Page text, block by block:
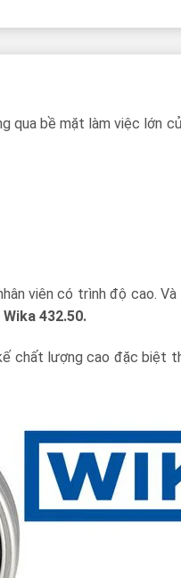
bề mặt làm việc lớn
viên có trình độ cao.
432.50.
lượng cao đặc biệt